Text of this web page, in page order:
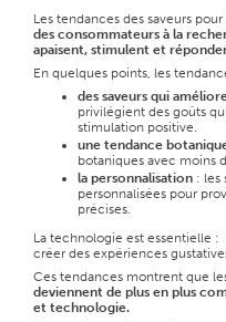
Les tendances des saveurs
des consommateurs à la
apaisent, stimulent et
En quelques points, les
des saveurs qui
privilégient des goûts
stimulation positive.
une tendance
botaniques avec moins
la personnalisation : les
personnalisées pour
précises.
La technologie est essentielle
créer des expériences
Ces tendances montrent que
deviennent de plus en plus
et technologie.